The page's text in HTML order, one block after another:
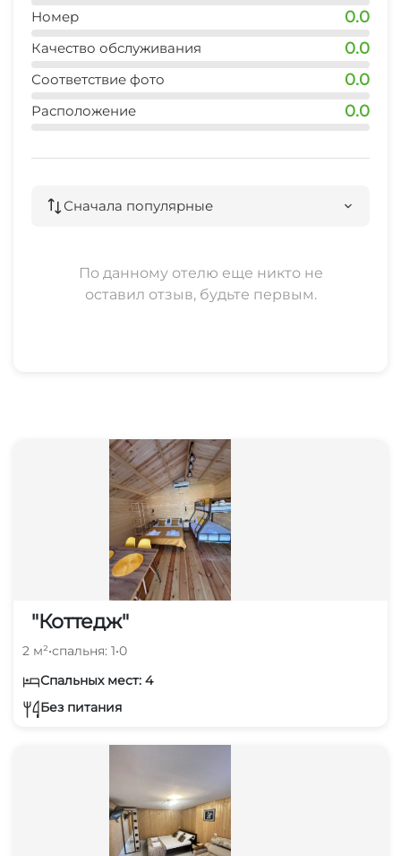
Номера для некурящих
Ранняя регистрация заезда
Номер 0.0
Качество обслуживания 0.0
Соответствие фото 0.0
Расположение 0.0
Сначала популярные
По данному отелю еще никто не
оставил отзыв, будьте первым.
"Коттедж"
2 м²•спальня: 1•0
Спальных мест: 4
Без питания